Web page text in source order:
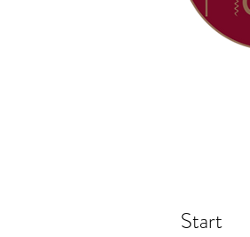
Start